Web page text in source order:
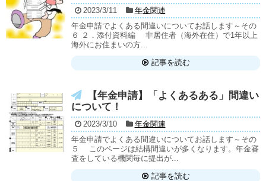
2023/3/11
年金関連
年金申請でよくある間違いについてお話します～その
６ ２．添付資料編 非居住者（海外在住）で1年以上
海外にお住まいの方...
記事を読む
【年金申請】「よくあるある」間違い
について！
2023/3/10
年金関連
年金申請でよくある間違いについてお話します～その
５ このページは結構間違いが多くなります。年金審
査をしている機関毎に提出が...
記事を読む